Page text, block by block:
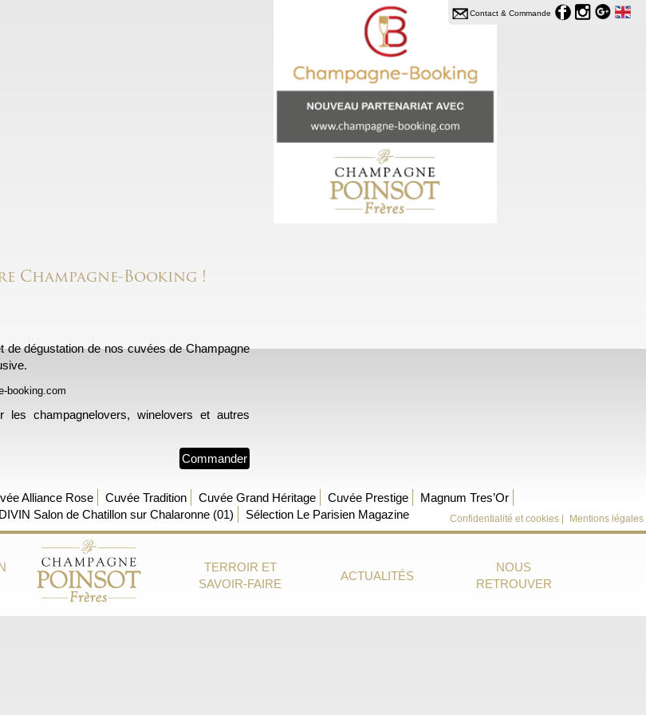
Contact & Commande
Champagne-Booking !
dégustation de nos cuvées de Champagne
booking.com
champagnelovers, winelovers et autres
Commander
Alliance Rose Cuvée Tradition Cuvée Grand Héritage Cuvée Prestige
Magnum Tres’Or
DIVIN Salon de Chatillon sur Chalaronne (01) Sélection Le Parisien Magazine Confidentialité et cookies | Mentions légales
TERROIR ET
SAVOIR-FAIRE
ACTUALITÉS
NOUS
RETROUVER